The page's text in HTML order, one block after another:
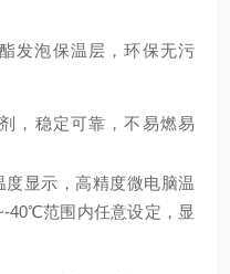
发泡保温层，环保无污
，稳定可靠，不易燃易
度显示，高精度微电脑温
40℃范围内任意设定 ，显